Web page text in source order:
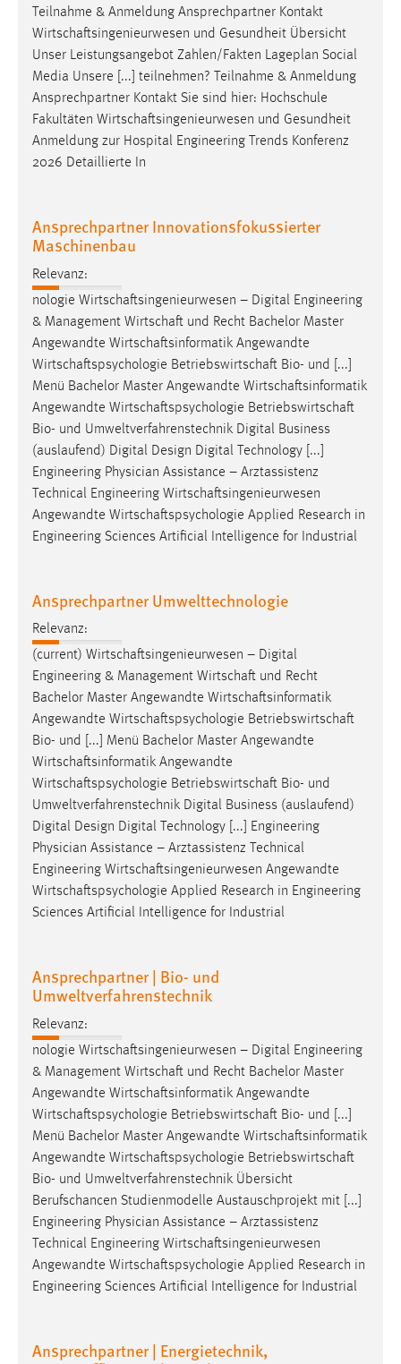
Teilnahme & Anmeldung Ansprechpartner Kontakt
Wirtschaftsingenieurwesen und Gesundheit Übersicht
Unser Leistungsangebot Zahlen/Fakten Lageplan Social
Media Unsere [...] teilnehmen? Teilnahme & Anmeldung
Ansprechpartner Kontakt Sie sind hier: Hochschule
Fakultäten Wirtschaftsingenieurwesen und Gesundheit
Anmeldung zur Hospital Engineering Trends Konferenz
2026 Detaillierte In
Ansprechpartner Innovationsfokussierter
Maschinenbau
Relevanz:
nologie Wirtschaftsingenieurwesen – Digital Engineering
& Management Wirtschaft und Recht Bachelor Master
Angewandte Wirtschaftsinformatik Angewandte
Wirtschaftspsychologie Betriebswirtschaft Bio- und [...]
Menü Bachelor Master Angewandte Wirtschaftsinformatik
Angewandte Wirtschaftspsychologie Betriebswirtschaft
Bio- und Umweltverfahrenstechnik Digital Business
(auslaufend) Digital Design Digital Technology [...]
Engineering Physician Assistance – Arztassistenz
Technical Engineering Wirtschaftsingenieurwesen
Angewandte Wirtschaftspsychologie Applied Research in
Engineering Sciences Artificial Intelligence for Industrial
Ansprechpartner Umwelttechnologie
Relevanz:
(current) Wirtschaftsingenieurwesen – Digital
Engineering & Management Wirtschaft und Recht
Bachelor Master Angewandte Wirtschaftsinformatik
Angewandte Wirtschaftspsychologie Betriebswirtschaft
Bio- und [...] Menü Bachelor Master Angewandte
Wirtschaftsinformatik Angewandte
Wirtschaftspsychologie Betriebswirtschaft Bio- und
Umweltverfahrenstechnik Digital Business (auslaufend)
Digital Design Digital Technology [...] Engineering
Physician Assistance – Arztassistenz Technical
Engineering Wirtschaftsingenieurwesen Angewandte
Wirtschaftspsychologie Applied Research in Engineering
Sciences Artificial Intelligence for Industrial
Ansprechpartner | Bio- und
Umweltverfahrenstechnik
Relevanz:
nologie Wirtschaftsingenieurwesen – Digital Engineering
& Management Wirtschaft und Recht Bachelor Master
Angewandte Wirtschaftsinformatik Angewandte
Wirtschaftspsychologie Betriebswirtschaft Bio- und [...]
Menü Bachelor Master Angewandte Wirtschaftsinformatik
Angewandte Wirtschaftspsychologie Betriebswirtschaft
Bio- und Umweltverfahrenstechnik Übersicht
Berufschancen Studienmodelle Austauschprojekt mit [...]
Engineering Physician Assistance – Arztassistenz
Technical Engineering Wirtschaftsingenieurwesen
Angewandte Wirtschaftspsychologie Applied Research in
Engineering Sciences Artificial Intelligence for Industrial
Ansprechpartner | Energietechnik,